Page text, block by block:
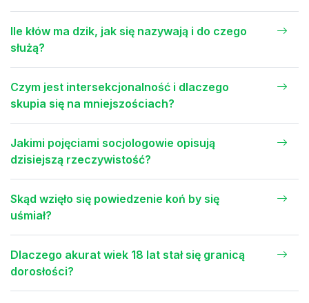
Ile kłów ma dzik, jak się nazywają i do czego
służą?
Czym jest intersekcjonalność i dlaczego
skupia się na mniejszościach?
Jakimi pojęciami socjologowie opisują
dzisiejszą rzeczywistość?
Skąd wzięło się powiedzenie koń by się
uśmiał?
Dlaczego akurat wiek 18 lat stał się granicą
dorosłości?